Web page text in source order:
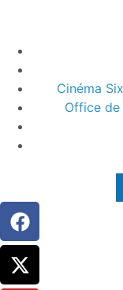
Cinéma
Office de